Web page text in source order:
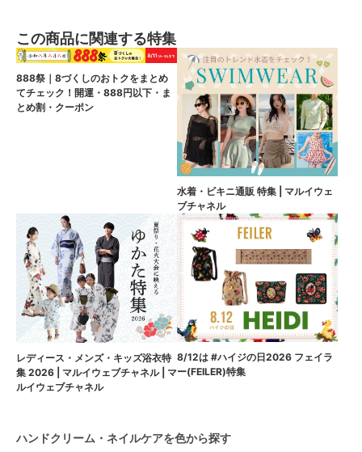
この商品に関連する特集
888祭｜8づくしのおトクをまとめ
てチェック！開運・888円以下・ま
とめ割・クーポン
水着・ビキニ通販 特集 | マルイウェ
ブチャネル
レディース・メンズ・キッズ浴衣特
集 2026 | マルイウェブチャネル | マ
ルイウェブチャネル
8/12は #ハイジの日2026 フェイラ
ー(FEILER)特集
ハンドクリーム・ネイルケアを色から探す